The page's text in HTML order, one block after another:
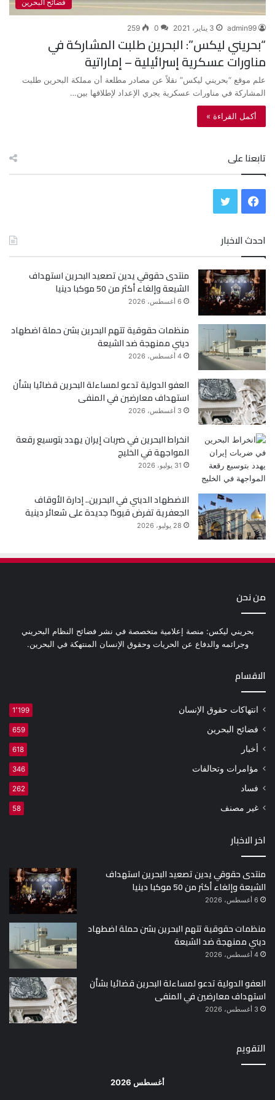
فضائح البحرين
admin99 3 يناير، 2021 0
259
“بحريني ليكس”: البحرين طلبت المشاركة في
مناورات عسكرية إسرائيلية – إماراتية
علم موقع “بحريني ليكس” نقلاً عن مصادر مطلعة أن مملكة البحرين طلبت
المشاركة في مناورات عسكرية يجري الإعداد لإطلاقها بين…
أكمل القراءة »
تابعنا على
ب
و
ك
ت
ر
احدث الاخبار
منتدى حقوقي يدين تصعيد البحرين استهداف
الشيعة وإلغاء أكثر من 50 موكبا دينيا
6 أغسطس، 2026
منظمات حقوقية تتهم البحرين بشن حملة اضطهاد
ديني ممنهجة ضد الشيعة
4 أغسطس، 2026
العفو الدولية تدعو لمساءلة البحرين قضائيا بشأن
استهداف معارضين في المنفى
3 أغسطس، 2026
انخراط البحرين في ضربات إيران يهدد بتوسيع رقعة
المواجهة في الخليج
31 يوليو، 2026
الاضطهاد الديني في البحرين.. إدارة الأوقاف
الجعفرية تفرض قيودًا جديدة على شعائر دينية
28 يوليو، 2026
من نحن
بحريني ليكس: منصة إعلامية متخصصة في نشر فضائح النظام البحريني
وجرائمه والدفاع عن الحريات وحقوق الإنسان المنتهكة في البحرين.
الاقسام
انتهاكات حقوق الإنسان 1٬199
فضائح البحرين 659
أخبار 618
مؤامرات وتحالفات 346
فساد 262
غير مصنف 58
اخر الاخبار
منتدى حقوقي يدين تصعيد البحرين استهداف
الشيعة وإلغاء أكثر من 50 موكبا دينيا
6 أغسطس، 2026
منظمات حقوقية تتهم البحرين بشن حملة اضطهاد
ديني ممنهجة ضد الشيعة
4 أغسطس، 2026
العفو الدولية تدعو لمساءلة البحرين قضائيا بشأن
استهداف معارضين في المنفى
3 أغسطس، 2026
التقويم
أغسطس 2026